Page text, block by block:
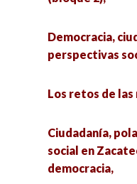
Democracia,
perspectivas
Los retos de las
Ciudadanía,
social en
democracia,